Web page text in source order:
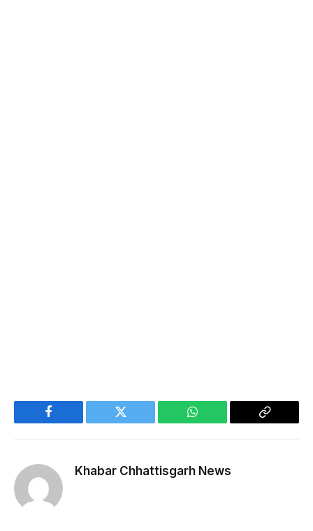
Facebook Twitter WhatsApp
Copy
Khabar Chhattisgarh News